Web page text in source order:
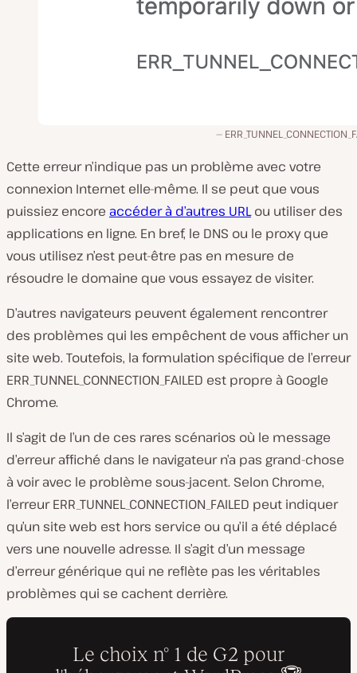
Cette erreur n’indique pas un problème avec votre
connexion Internet elle-même. Il se peut que vous
puissiez encore accéder à d’autres URLou utiliser des
applications en ligne. En bref, le DNS ou le proxy que
vous utilisez n’est peut-être pas en mesure de
résoudre le domaine que vous essayez de visiter.
D’autres navigateurs peuvent également rencontrer
des problèmes qui les empêchent de vous afficher un
site web. Toutefois, la formulation spécifique de l’erreur
ERR_TUNNEL_CONNECTION_FAILED est propre à Google
Chrome.
Il s’agit de l’un de ces rares scénarios où le message
d’erreur affiché dans le navigateur n’a pas grand-chose
à voir avec le problème sous-jacent. Selon Chrome,
l’erreur ERR_TUNNEL_CONNECTION_FAILED peut indiquer
qu’un site web est hors service ou qu’il a été déplacé
vers une nouvelle adresse. Il s’agit d’un message
d’erreur générique qui ne reflète pas les véritables
problèmes qui se cachent derrière.